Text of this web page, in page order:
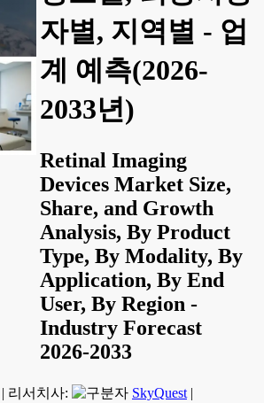
자별, 지역별 - 업
계 예측(2026-
2033년)
Retinal Imaging
Devices Market Size,
Share, and Growth
Analysis, By Product
Type, By Modality, By
Application, By End
User, By Region -
Industry Forecast
2026-2033
| 리서치사: SkyQuest |